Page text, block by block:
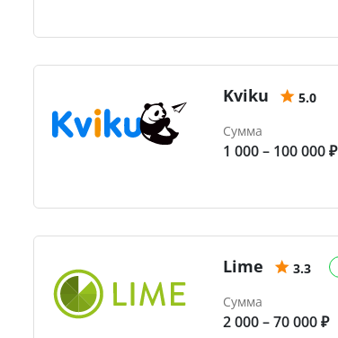
Kviku
5.0
Сумма
1 000 – 100 000 ₽
Lime 3.3
Сумма
2 000 – 70 000 ₽